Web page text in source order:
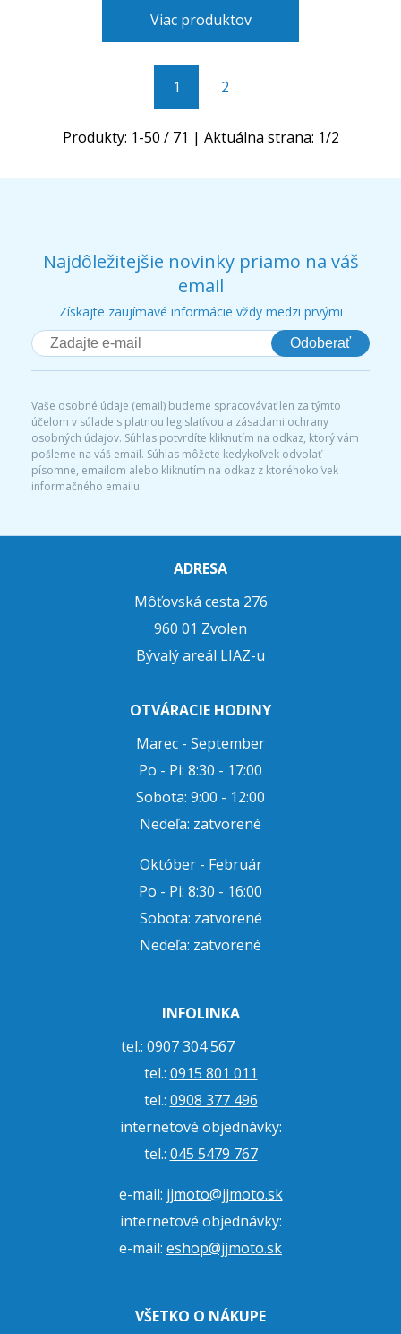
Viac produktov
1 2
Produkty: 1-50 / 71 | Aktuálna strana: 1/2
Najdôležitejšie novinky priamo na váš
email
Získajte zaujímavé informácie vždy medzi prvými
Odoberať
Vaše osobné údaje (email) budeme spracovávať len za týmto
účelom v súlade s platnou legislatívou a zásadami ochrany
osobných údajov. Súhlas potvrdíte kliknutím na odkaz, ktorý vám
pošleme na váš email. Súhlas môžete kedykoľvek odvolať
písomne, emailom alebo kliknutím na odkaz z ktoréhokoľvek
informačného emailu.
ADRESA
Môťovská cesta 276
960 01 Zvolen
Bývalý areál LIAZ-u
OTVÁRACIE HODINY
Marec - September
Po - Pi: 8:30 - 17:00
Sobota: 9:00 - 12:00
Nedeľa: zatvorené
Október - Február
Po - Pi: 8:30 - 16:00
Sobota: zatvorené
Nedeľa: zatvorené
INFOLINKA
tel.: 0907 304 567
tel.: 0915 801 011
tel.: 0908 377 496
internetové objednávky:
tel.: 045 5479 767
e-mail: jjmoto@jjmoto.sk
internetové objednávky:
e-mail: eshop@jjmoto.sk
VŠETKO O NÁKUPE